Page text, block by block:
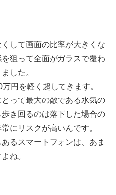
して画面の比率が大きくな
狙って全面がガラスで覆わ
した。
円を軽く超してきます。
って最大の敵である水気の
き回るのは落下した場合の
にリスクが高いんです。
るスマートフォンは、あま
ね。